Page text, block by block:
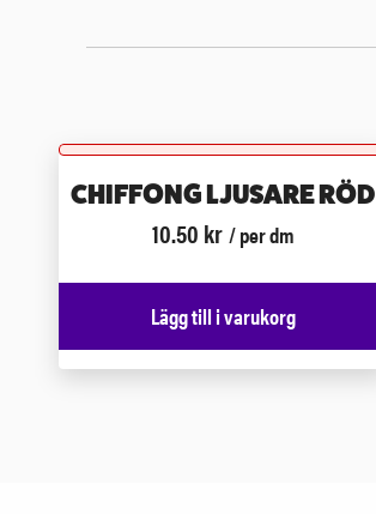
CHIFFONG LJUSARE RÖD
10.50 kr / per dm
Lägg till i varukorg